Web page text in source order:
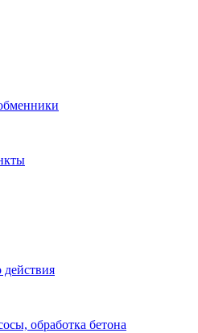
действия
обработка бетона